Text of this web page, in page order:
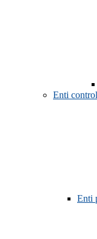
Enti
Enti